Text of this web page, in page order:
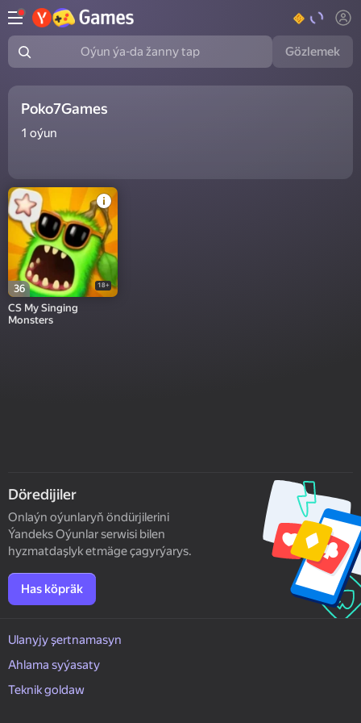
Oýun ýa-da žanny tap Gözlemek
Poko7Games
1 oýun
36 18+
CS My Singing
Monsters
Döredijiler
Onlaýn oýunlaryň öndürjilerini
Ýandeks Oýunlar serwisi bilen
hyzmatdaşlyk etmäge çagyrýarys.
Has köpräk
Ulanyjy şertnamasyn
Ahlama syýasaty
Teknik goldaw